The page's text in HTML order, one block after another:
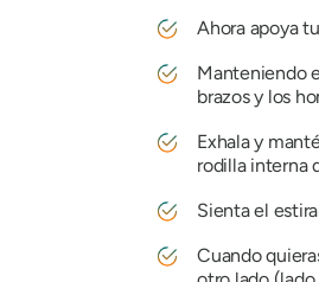
Ahora apoya
Manteniendo
brazos y los
Exhala y
rodilla interna
Sienta el
Cuando